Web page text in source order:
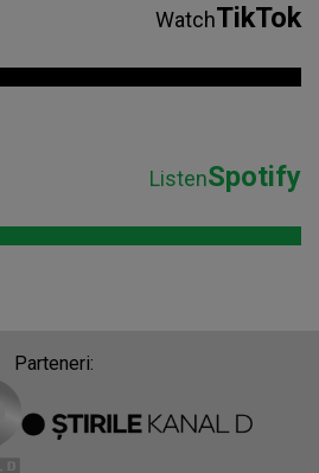
WatchTikTok
ListenSpotify
Parteneri: